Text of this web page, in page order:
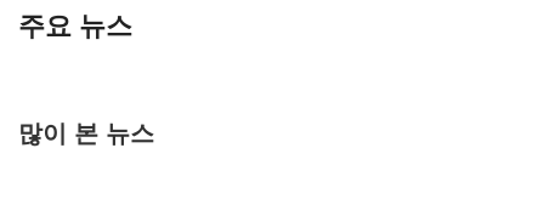
주요 뉴스
많이 본 뉴스